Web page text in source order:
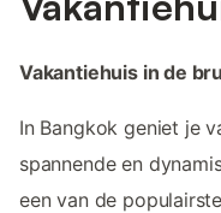
Vakantiehuis in de
In Bangkok geniet je
spannende en
een van de